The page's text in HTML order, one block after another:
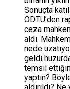
Sonuçta
ODTÜ’den
ceza
aldı.
nede
geldi
temsil
yaptın?